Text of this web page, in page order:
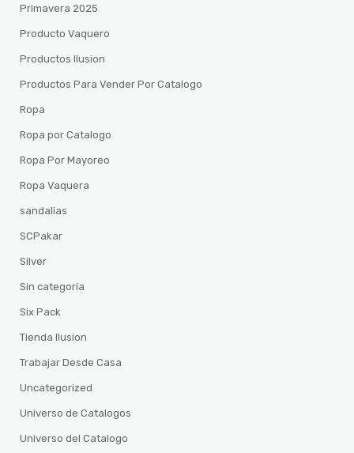
Primavera 2025
Producto Vaquero
Productos Ilusion
Productos Para Vender Por Catalogo
Ropa
Ropa por Catalogo
Ropa Por Mayoreo
Ropa Vaquera
sandalias
SCPakar
Silver
Sin categoría
Six Pack
Tienda Ilusion
Trabajar Desde Casa
Uncategorized
Universo de Catalogos
Universo del Catalogo